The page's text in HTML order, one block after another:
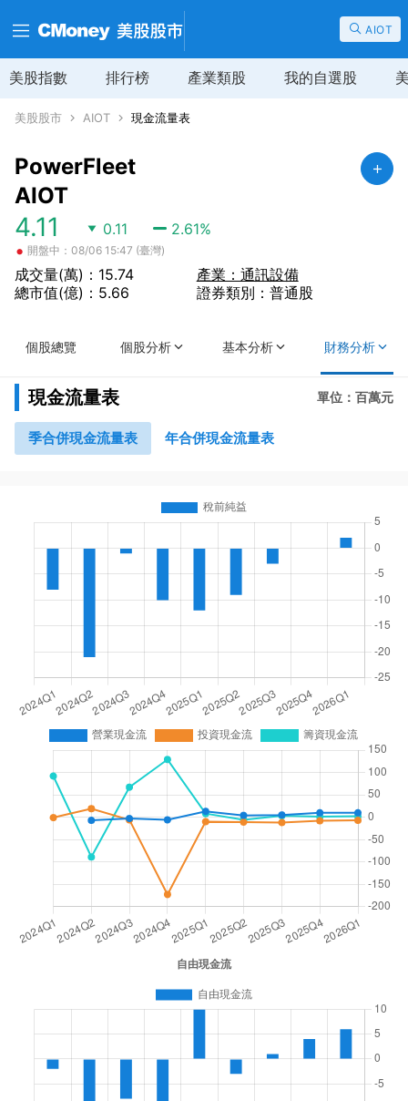
AIOT
美股指數 排行榜 產業類股 我的自選股
美股股市 AIOT 現金流量表
PowerFleet
AIOT
4.11 0.11 2.61%
• 開盤中：08/06 15:47 (臺灣)
成交量(萬)：15.74
總市值(億)：5.66
產業：通訊設備
證券類別：普通股
個股總覽 個股分析 基本分析 財務分析
現金流量表 單位：百萬元
季合併現金流量表 年合併現金流量表